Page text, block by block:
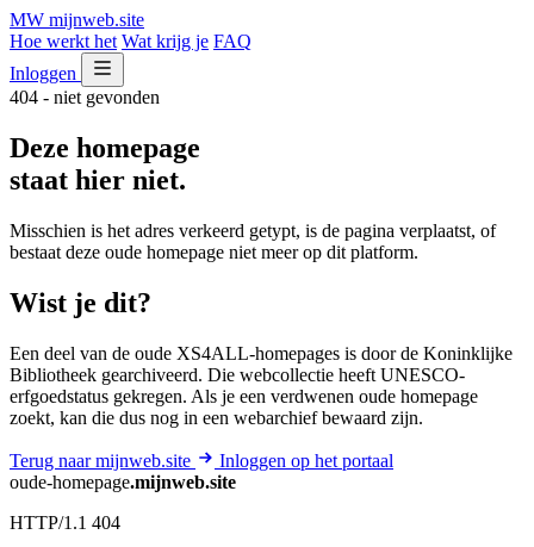
MW mijnweb.site
Hoe werkt het Wat krijg je FAQ
Inloggen
404 - niet gevonden
Deze homepage
staat hier niet.
Misschien is het adres verkeerd getypt, is de pagina verplaatst, of
bestaat deze oude homepage niet meer op dit platform.
Wist je dit?
Een deel van de oude XS4ALL-homepages is door de Koninklijke
Bibliotheek gearchiveerd. Die webcollectie heeft UNESCO-
erfgoedstatus gekregen. Als je een verdwenen oude homepage
zoekt, kan die dus nog in een webarchief bewaard zijn.
Terug naar mijnweb.site
Inloggen op het portaal
oude-homepage.mijnweb.site
HTTP/1.1 404